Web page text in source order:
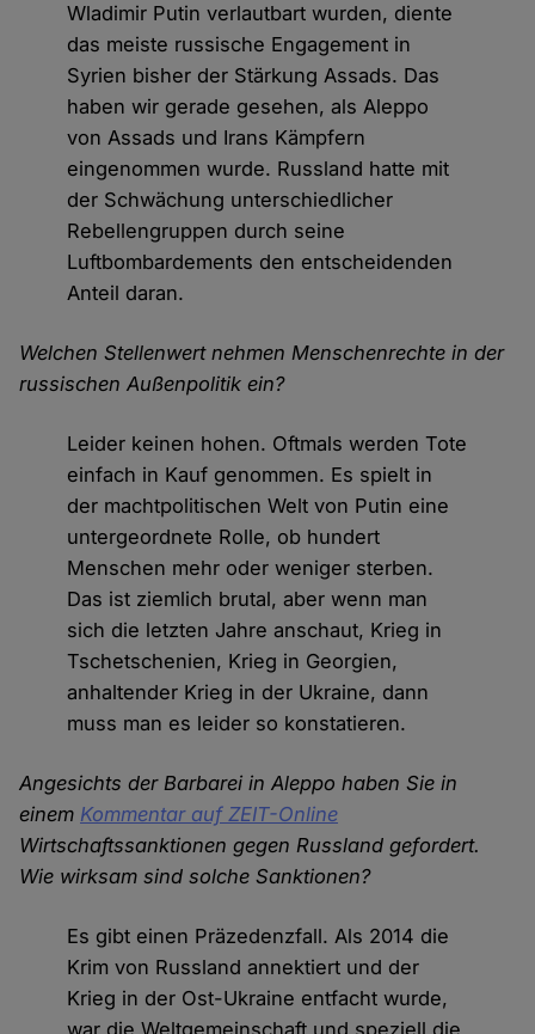
Wladimir Putin verlautbart wurden, diente
das meiste russische Engagement in
Syrien bisher der Stärkung Assads. Das
haben wir gerade gesehen, als Aleppo
von Assads und Irans Kämpfern
eingenommen wurde. Russland hatte mit
der Schwächung unterschiedlicher
Rebellengruppen durch seine
Luftbombardements den entscheidenden
Anteil daran.
Welchen Stellenwert nehmen Menschenrechte in der
russischen Außenpolitik ein?
Leider keinen hohen. Oftmals werden Tote
einfach in Kauf genommen. Es spielt in
der machtpolitischen Welt von Putin eine
untergeordnete Rolle, ob hundert
Menschen mehr oder weniger sterben.
Das ist ziemlich brutal, aber wenn man
sich die letzten Jahre anschaut, Krieg in
Tschetschenien, Krieg in Georgien,
anhaltender Krieg in der Ukraine, dann
muss man es leider so konstatieren.
Angesichts der Barbarei in Aleppo haben Sie in
einem Kommentar auf ZEIT-Online
Wirtschaftssanktionen gegen Russland gefordert.
Wie wirksam sind solche Sanktionen?
Es gibt einen Präzedenzfall. Als 2014 die
Krim von Russland annektiert und der
Krieg in der Ost-Ukraine entfacht wurde,